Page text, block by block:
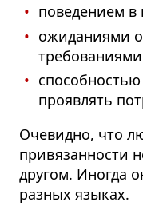
поведением в
ожиданиями
проявлять
Очевидно, что
привязанности
другом. Иногда
разных языках.